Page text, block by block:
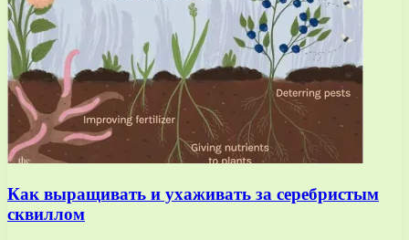
Как выращивать и ухаживать за серебристым
сквиллом